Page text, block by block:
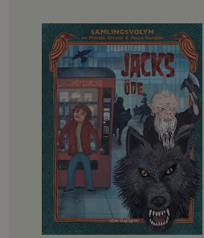
OM BOKEN
När Jack vaknar på morgonen
tänker han att det här ska bli den
bästa dagen någonsin! Det är
nämligen dags för Tanto-cupen, en
stor innebandyturnering med lag
från hela Sverige, och Jack och
hans kompisar har sett fram emot
den i flera veckor. Men vi får inte
glömma att Jack inte är någon
vanlig 11-åring. När han ska äta
frukost är plötsligt halva hans
pekfinger borta?! Vad är det som